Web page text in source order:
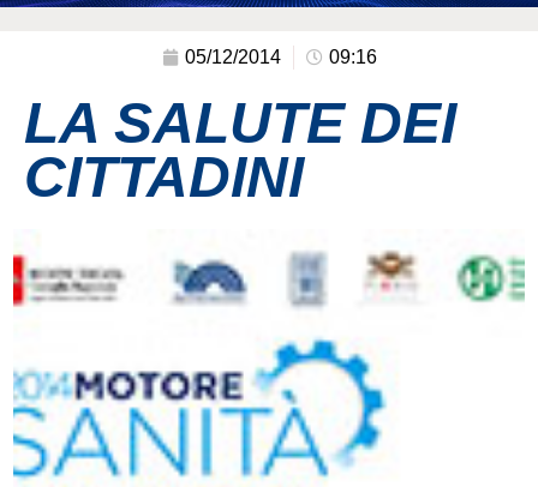
Eventi
Archivio
Grandi eventi
Ospedale Virtuale
MotoRare
05/12/2014 09:16
LA SALUTE DEI
CITTADINI